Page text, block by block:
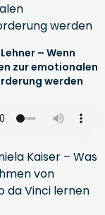
– Wenn
zur emotionalen
werden